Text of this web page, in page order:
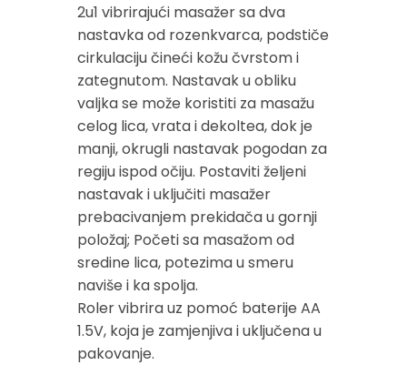
2u1 vibrirajući masažer sa dva
nastavka od rozenkvarca, podstiče
cirkulaciju čineći kožu čvrstom i
zategnutom. Nastavak u obliku
valjka se može koristiti za masažu
celog lica, vrata i dekoltea, dok je
manji, okrugli nastavak pogodan za
regiju ispod očiju. Postaviti željeni
nastavak i uključiti masažer
prebacivanjem prekidača u gornji
položaj; Početi sa masažom od
sredine lica, potezima u smeru
naviše i ka spolja.
Roler vibrira uz pomoć baterije AA
1.5V, koja je zamjenjiva i uključena u
pakovanje.